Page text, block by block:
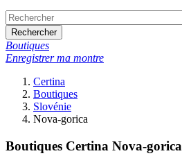
Rechercher
Boutiques
Enregistrer ma montre
Certina
Boutiques
Slovénie
Nova-gorica
Boutiques Certina Nova-gorica